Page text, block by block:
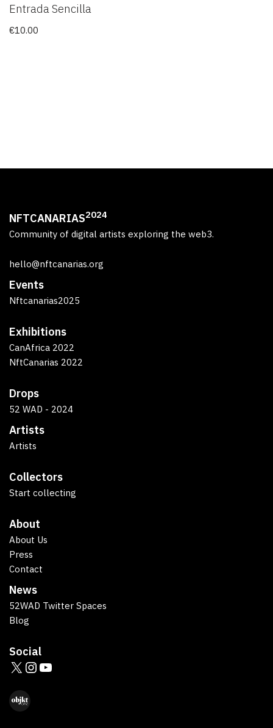
Entrada Sencilla
€10.00
NFTCANARIAS2024
Community of digital artists exploring the web3.
hello@nftcanarias.org
Events
Nftcanarias2025
Exhibitions
CanAfrica 2022
NftCanarias 2022
Drops
52 WAD - 2024
Artists
Artists
Collectors
Start collecting
About
About Us
Press
Contact
News
52WAD Twitter Spaces
Blog
Social